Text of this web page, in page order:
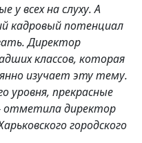
всех на слуху. А
кадровый потенциал
Директор
классов, которая
изучает эту тему.
уровня, прекрасные
отметила директор
городского